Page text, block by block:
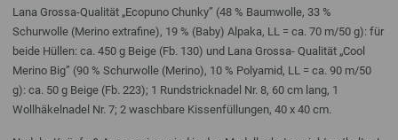
Lana Grossa-Qualität „Ecopuno Chunky” (48 % Baumwolle, 33 %
Schurwolle (Merino extrafine), 19 % (Baby) Alpaka, LL = ca. 70 m/50 g): für
beide Hüllen: ca. 450 g Beige (Fb. 130) und Lana Grossa- Qualität „Cool
Merino Big” (90 % Schurwolle (Merino), 10 % Polyamid, LL = ca. 90 m/50
g): ca. 50 g Beige (Fb. 223); 1 Rundstricknadel Nr. 8, 60 cm lang, 1
Wollhäkelnadel Nr. 7; 2 waschbare Kissenfüllungen, 40 x 40 cm.